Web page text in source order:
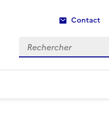
Contact
Rechercher